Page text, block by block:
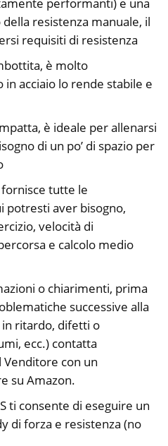
resistenza manuale, il
requisiti di resistenza
è molto
acciaio lo rende stabile e
è ideale per allenarsi
di un po’ di spazio per
tutte le
potresti aver bisogno,
velocità di
e calcolo medio
o chiarimenti, prima
successive alla
in ritardo, difetti o
ecc.) contatta
Venditore con un
su Amazon.
ti consente di eseguire un
di forza e resistenza (no